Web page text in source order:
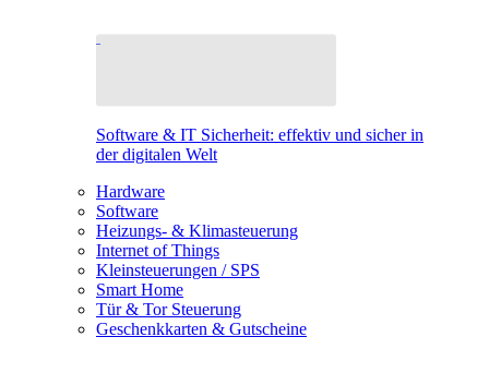
Software & IT Sicherheit: effektiv und sicher in
der digitalen Welt
Hardware
Software
Heizungs- & Klimasteuerung
Internet of Things
Kleinsteuerungen / SPS
Smart Home
Tür & Tor Steuerung
Geschenkkarten & Gutscheine